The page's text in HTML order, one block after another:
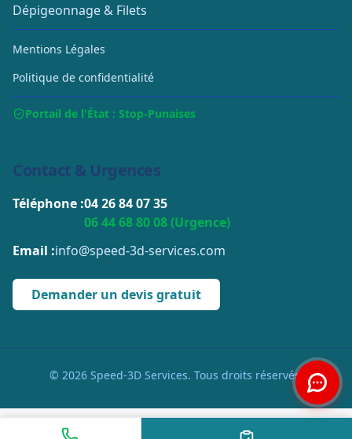
Dépigeonnage & Filets
Mentions Légales
Politique de confidentialité
Portail de l'État : Stop-Punaises
Contact & Urgences
Téléphone :04 26 84 07 35
06 44 68 80 08 (Urgence)
Email :info@speed-3d-services.com
Demander un devis gratuit
© 2026 Speed-3D Services. Tous droits réservés.